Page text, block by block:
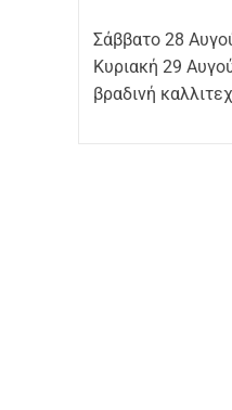
Σάββατο 28
Κυριακή 29
βραδινή